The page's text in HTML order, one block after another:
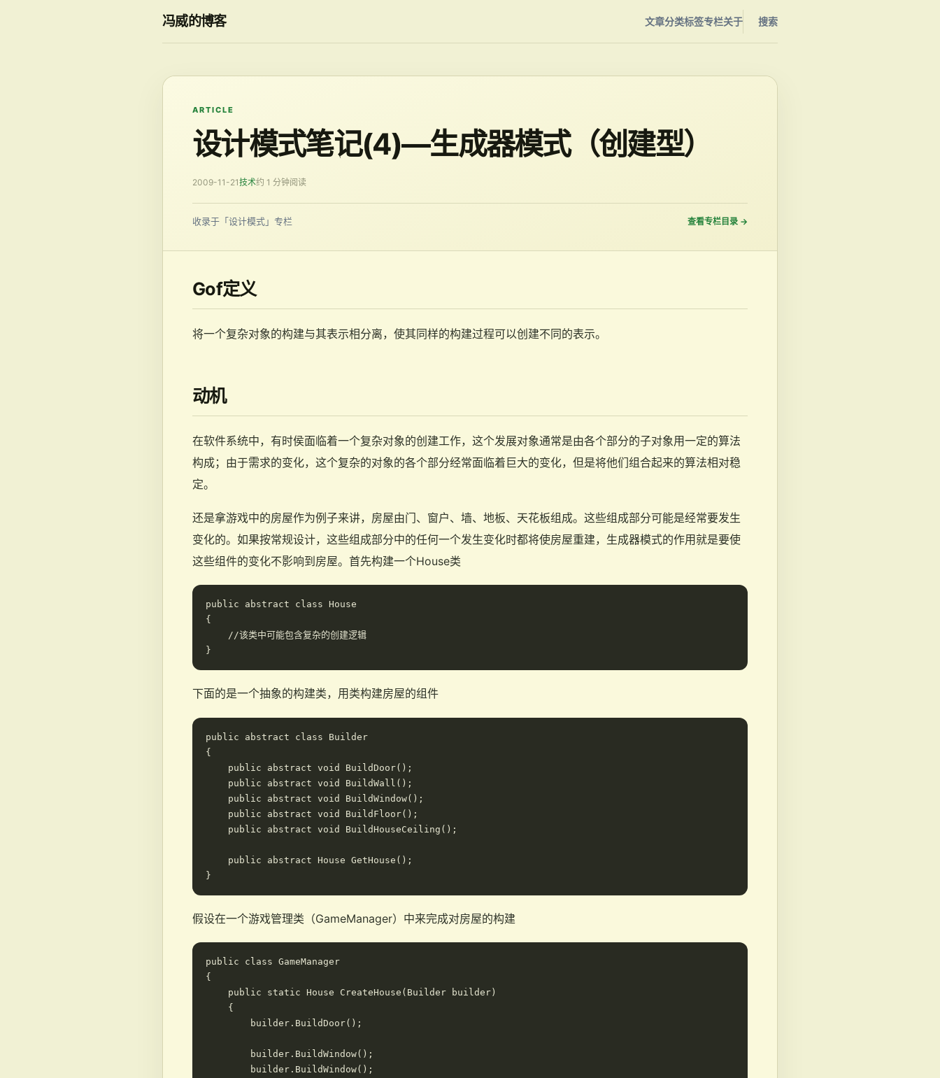
冯威的博客 文章分类标签专栏关于 搜索
ARTICLE
设计模式笔记(4)—生成器模式（创建型）
2009-11-21技术约 1 分钟阅读
收录于「设计模式」专栏 查看专栏目录 →
Gof定义
将一个复杂对象的构建与其表示相分离，使其同样的构建过程可以创建不同的表示。
动机
在软件系统中，有时侯面临着一个复杂对象的创建工作，这个发展对象通常是由各个部分的子对象用一定的算法
构成；由于需求的变化，这个复杂的对象的各个部分经常面临着巨大的变化，但是将他们组合起来的算法相对稳
定。
还是拿游戏中的房屋作为例子来讲，房屋由门、窗户、墙、地板、天花板组成。这些组成部分可能是经常要发生
变化的。如果按常规设计，这些组成部分中的任何一个发生变化时都将使房屋重建，生成器模式的作用就是要使
这些组件的变化不影响到房屋。首先构建一个House类
public abstract class House
{
    //该类中可能包含复杂的创建逻辑
下面的是一个抽象的构建类，用类构建房屋的组件
public abstract class Builder
{
    public abstract void BuildDoor();
    public abstract void BuildWall();
    public abstract void BuildWindow();
    public abstract void BuildFloor();
    public abstract void BuildHouseCeiling();
    public abstract House GetHouse();
假设在一个游戏管理类（GameManager）中来完成对房屋的构建
public class GameManager
{
    public static House CreateHouse(Builder builder)
    {
        builder.BuildDoor();
        builder.BuildWindow();
        builder.BuildWindow();